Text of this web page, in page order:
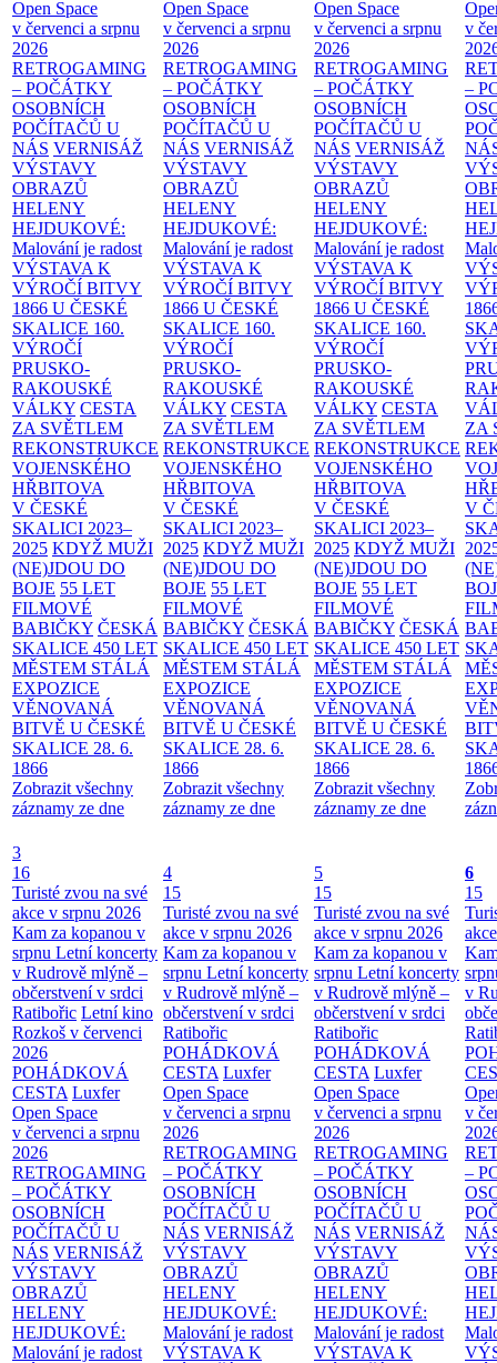
Open Space
v červenci a srpnu
2026
RETROGAMING
– POČÁTKY
OSOBNÍCH
POČÍTAČŮ U
NÁS VERNISÁŽ
VÝSTAVY
OBRAZŮ
HELENY
HEJDUKOVÉ:
Malování je radost
VÝSTAVA K
VÝROČÍ BITVY
1866 U ČESKÉ
SKALICE 160.
VÝROČÍ
PRUSKO-
RAKOUSKÉ
VÁLKY CESTA
ZA SVĚTLEM
REKONSTRUKCE
VOJENSKÉHO
HŘBITOVA
V ČESKÉ
SKALICI 2023–
2025 KDYŽ MUŽI
(NE)JDOU DO
BOJE 55 LET
FILMOVÉ
BABIČKY ČESKÁ
SKALICE 450 LET
MĚSTEM STÁLÁ
EXPOZICE
VĚNOVANÁ
BITVĚ U ČESKÉ
SKALICE 28. 6.
1866
Zobrazit všechny
záznamy ze dne
Open Space
v červenci a srpnu
2026
RETROGAMING
– POČÁTKY
OSOBNÍCH
POČÍTAČŮ U
NÁS VERNISÁŽ
VÝSTAVY
OBRAZŮ
HELENY
HEJDUKOVÉ:
Malování je radost
VÝSTAVA K
VÝROČÍ BITVY
1866 U ČESKÉ
SKALICE 160.
VÝROČÍ
PRUSKO-
RAKOUSKÉ
VÁLKY CESTA
ZA SVĚTLEM
REKONSTRUKCE
VOJENSKÉHO
HŘBITOVA
V ČESKÉ
SKALICI 2023–
2025 KDYŽ MUŽI
(NE)JDOU DO
BOJE 55 LET
FILMOVÉ
BABIČKY ČESKÁ
SKALICE 450 LET
MĚSTEM STÁLÁ
EXPOZICE
VĚNOVANÁ
BITVĚ U ČESKÉ
SKALICE 28. 6.
1866
Zobrazit všechny
záznamy ze dne
Open Space
v červenci a srpnu
2026
RETROGAMING
– POČÁTKY
OSOBNÍCH
POČÍTAČŮ U
NÁS VERNISÁŽ
VÝSTAVY
OBRAZŮ
HELENY
HEJDUKOVÉ:
Malování je radost
VÝSTAVA K
VÝROČÍ BITVY
1866 U ČESKÉ
SKALICE 160.
VÝROČÍ
PRUSKO-
RAKOUSKÉ
VÁLKY CESTA
ZA SVĚTLEM
REKONSTRUKCE
VOJENSKÉHO
HŘBITOVA
V ČESKÉ
SKALICI 2023–
2025 KDYŽ MUŽI
(NE)JDOU DO
BOJE 55 LET
FILMOVÉ
BABIČKY ČESKÁ
SKALICE 450 LET
MĚSTEM STÁLÁ
EXPOZICE
VĚNOVANÁ
BITVĚ U ČESKÉ
SKALICE 28. 6.
1866
Zobrazit všechny
záznamy ze dne
v
–
ZA
V
3
16
Turisté zvou na své
akce v srpnu 2026
Kam za kopanou v
srpnu Letní koncerty
v Rudrově mlýně –
občerstvení v srdci
Ratibořic Letní kino
Rozkoš v červenci
2026
POHÁDKOVÁ
CESTA Luxfer
Open Space
v červenci a srpnu
2026
RETROGAMING
– POČÁTKY
OSOBNÍCH
POČÍTAČŮ U
NÁS VERNISÁŽ
VÝSTAVY
OBRAZŮ
HELENY
HEJDUKOVÉ:
Malování je radost
4
15
Turisté zvou na své
akce v srpnu 2026
Kam za kopanou v
srpnu Letní koncerty
v Rudrově mlýně –
občerstvení v srdci
Ratibořic
POHÁDKOVÁ
CESTA Luxfer
Open Space
v červenci a srpnu
2026
RETROGAMING
– POČÁTKY
OSOBNÍCH
POČÍTAČŮ U
NÁS VERNISÁŽ
VÝSTAVY
OBRAZŮ
HELENY
HEJDUKOVÉ:
Malování je radost
VÝSTAVA K
5
15
Turisté zvou na své
akce v srpnu 2026
Kam za kopanou v
srpnu Letní koncerty
v Rudrově mlýně –
občerstvení v srdci
Ratibořic
POHÁDKOVÁ
CESTA Luxfer
Open Space
v červenci a srpnu
2026
RETROGAMING
– POČÁTKY
OSOBNÍCH
POČÍTAČŮ U
NÁS VERNISÁŽ
VÝSTAVY
OBRAZŮ
HELENY
HEJDUKOVÉ:
Malování je radost
VÝSTAVA K
6
15
v
v
–